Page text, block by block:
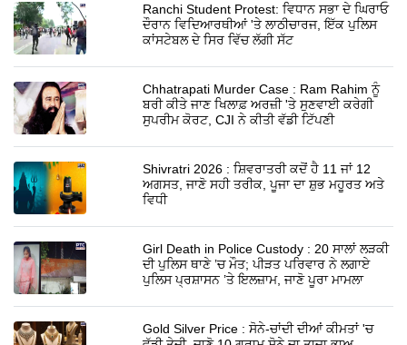
Ranchi Student Protest: ਵਿਧਾਨ ਸਭਾ ਦੇ ਘਿਰਾਓ
ਦੌਰਾਨ ਵਿਦਿਆਰਥੀਆਂ 'ਤੇ ਲਾਠੀਚਾਰਜ, ਇੱਕ ਪੁਲਿਸ
ਕਾਂਸਟੇਬਲ ਦੇ ਸਿਰ ਵਿੱਚ ਲੱਗੀ ਸੱਟ
Chhatrapati Murder Case : Ram Rahim ਨੂੰ
ਬਰੀ ਕੀਤੇ ਜਾਣ ਖਿਲਾਫ਼ ਅਰਜ਼ੀ 'ਤੇ ਸੁਣਵਾਈ ਕਰੇਗੀ
ਸੁਪਰੀਮ ਕੋਰਟ, CJI ਨੇ ਕੀਤੀ ਵੱਡੀ ਟਿੱਪਣੀ
Shivratri 2026 : ਸ਼ਿਵਰਾਤਰੀ ਕਦੋਂ ਹੈ 11 ਜਾਂ 12
ਅਗਸਤ, ਜਾਣੋ ਸਹੀ ਤਰੀਕ, ਪੂਜਾ ਦਾ ਸ਼ੁਭ ਮਹੂਰਤ ਅਤੇ
ਵਿਧੀ
Girl Death in Police Custody : 20 ਸਾਲਾਂ ਲੜਕੀ
ਦੀ ਪੁਲਿਸ ਥਾਣੇ ’ਚ ਮੌਤ; ਪੀੜਤ ਪਰਿਵਾਰ ਨੇ ਲਗਾਏ
ਪੁਲਿਸ ਪ੍ਰਸ਼ਾਸਨ ’ਤੇ ਇਲਜ਼ਾਮ, ਜਾਣੋ ਪੂਰਾ ਮਾਮਲਾ
Gold Silver Price : ਸੋਨੇ-ਚਾਂਦੀ ਦੀਆਂ ਕੀਮਤਾਂ 'ਚ